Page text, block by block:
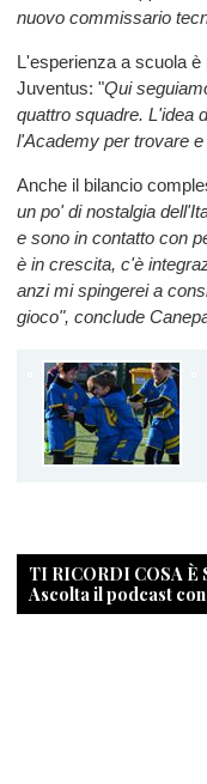
nuovo commissario
L'esperienza a scuola
Juventus: "Qui
quattro squadre. L'idea
l'Academy per trovare
Anche il bilancio
un po' di nostalgia
e sono in contatto con
è in crescita, c'è
anzi mi spingerei a
gioco", conclude
TI RICORDI COSA È
Ascolta il podcast